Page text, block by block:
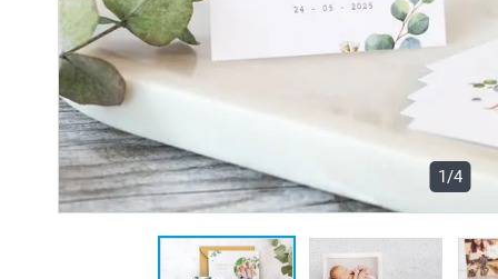
1/4